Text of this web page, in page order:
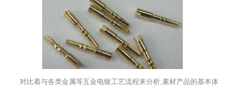
对比着与各类金属等五金电镀工艺流程来分析,素材产品的基本体